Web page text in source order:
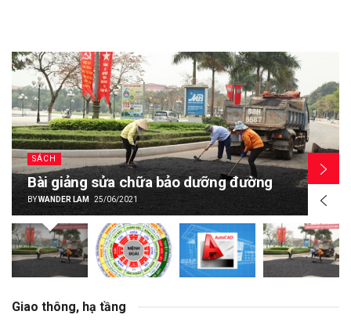
SÁCH
Bài giảng sửa chữa bảo dưỡng đường
BYWANDER LAM 25/06/2021
Giao thông, hạ tầng